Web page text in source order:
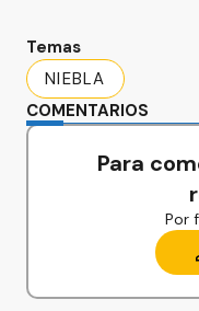
Temas
NIEBLA
COMENTARIOS
Para
Por